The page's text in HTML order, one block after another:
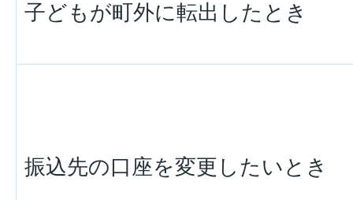
子どもが町外に転出したとき
振込先の口座を変更したいとき